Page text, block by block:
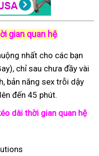
gian quan hệ
nhất cho các bạn
chỉ sau chưa đầy vài
bản năng sex trỗi dậy
đến 45 phút.
dài thời gian quan hệ